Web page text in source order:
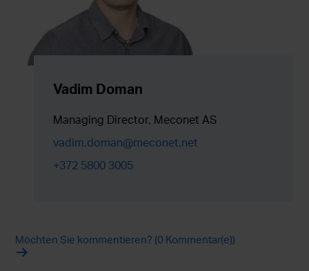
Vadim Doman
Managing Director, Meconet AS
vadim.doman@meconet.net
+372 5800 3005
Möchten Sie kommentieren? (0 Kommentar(e))